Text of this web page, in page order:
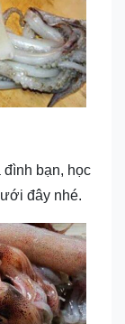
đình bạn, học
đây nhé.